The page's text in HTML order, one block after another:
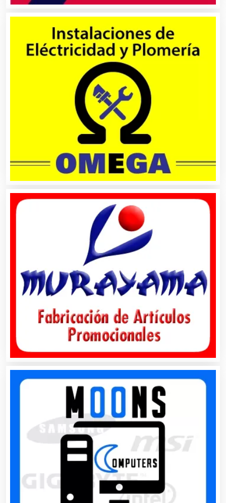
Artes Gráficas
Artesanías
Artículos de Oficina
Artículos de Piel
Artículos Deportivos
Artículos Importados
Artículos para el Hogar
Artículos para Regalos
Artículos Personales
Artículos Publicitarios
Aseguradoras
Asesores Técnicos
Asesoría Fiscal
Asilos